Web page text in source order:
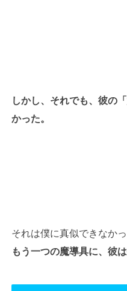
しかし、それでも、彼の
かった。
それは僕に真似できなかっ
もう一つの魔導具に、彼